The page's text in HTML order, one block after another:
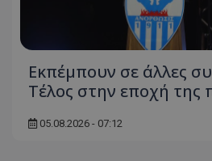
Εκπέμπουν σε άλλες
Tέλος στην εποχή της
05.08.2026 - 07:12